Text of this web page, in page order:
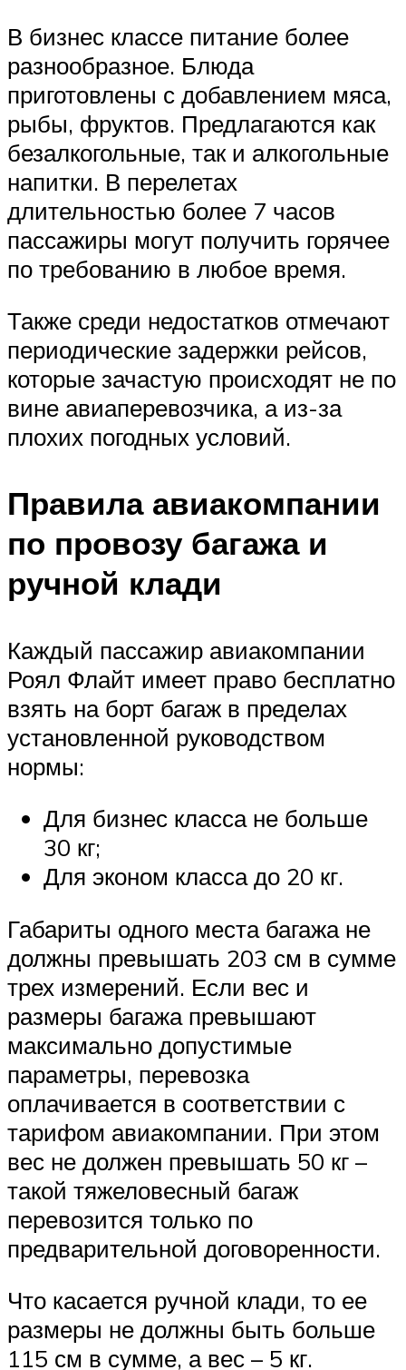
В бизнес классе питание более
разнообразное. Блюда
приготовлены с добавлением мяса,
рыбы, фруктов. Предлагаются как
безалкогольные, так и алкогольные
напитки. В перелетах
длительностью более 7 часов
пассажиры могут получить горячее
по требованию в любое время.
Также среди недостатков отмечают
периодические задержки рейсов,
которые зачастую происходят не по
вине авиаперевозчика, а из-за
плохих погодных условий.
Правила авиакомпании
по провозу багажа и
ручной клади
Каждый пассажир авиакомпании
Роял Флайт имеет право бесплатно
взять на борт багаж в пределах
установленной руководством
нормы:
Для бизнес класса не больше
30 кг;
Для эконом класса до 20 кг.
Габариты одного места багажа не
должны превышать 203 см в сумме
трех измерений. Если вес и
размеры багажа превышают
максимально допустимые
параметры, перевозка
оплачивается в соответствии с
тарифом авиакомпании. При этом
вес не должен превышать 50 кг –
такой тяжеловесный багаж
перевозится только по
предварительной договоренности.
Что касается ручной клади, то ее
размеры не должны быть больше
115 см в сумме, а вес – 5 кг.